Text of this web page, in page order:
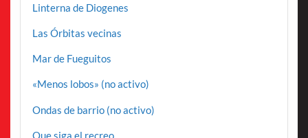
Linterna de Diogenes
Las Órbitas vecinas
Mar de Fueguitos
«Menos lobos» (no activo)
Ondas de barrio (no activo)
Que siga el recreo